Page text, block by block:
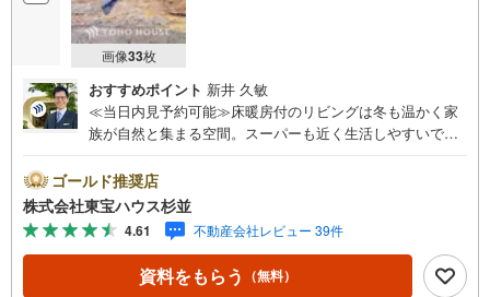
画像33枚
おすすめポイント 新井 久敏
≪当日内見予約可能≫床暖房付のリビングは冬も温かく家
族が自然と集まる空間。スーパーも近く生活しやすいで
ー」のご提案。・ 未来に起こるであろうご自宅リフォーム
をオンライン上でご提案「ミラカレクラブ」。・ 不動産売
却時、ご自宅を綺麗にかつ瀟洒にさせるCG加工ホームステ
イジングサービス。・ 購入者様へ、税理士による確定申告
の無料セミナーをご招待いたします。◆ご予約に際して◆
日時のご希望をお伝えください。（もちろん当日でも対応
ゴールド推奨店
株式会社東宝ハウス杉並
4.61 不動産会社レビュー 39件
資料をもらう （無料）